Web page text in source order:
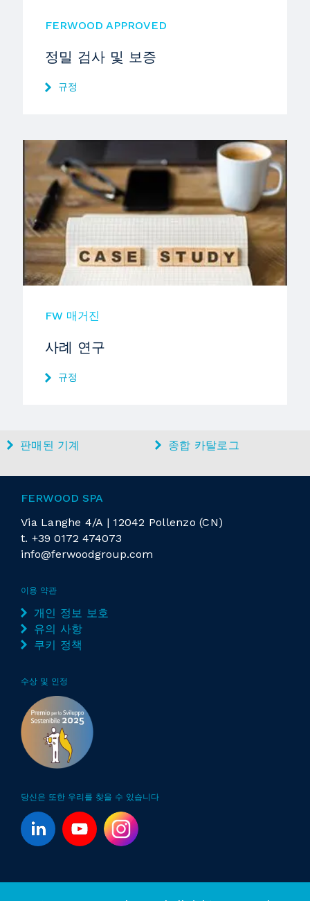
FERWOOD APPROVED
정밀 검사 및 보증
규정
FW 매거진
사례 연구
규정
판매된 기계 종합 카탈로그
FERWOOD SPA
Via Langhe 4/A | 12042 Pollenzo (CN)
t. +39 0172 474073
info@ferwoodgroup.com
이용 약관
개인 정보 보호
유의 사항
쿠키 정책
수상 및 인정
당신은 또한 우리를 찾을 수 있습니다